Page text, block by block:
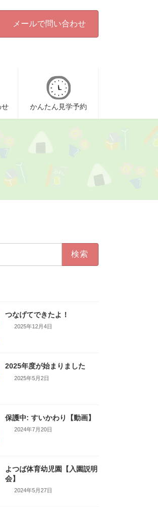
メールで問い合わせ
せ かんたん見学予約
つなげてできたよ！
2025年12月4日
2025年度が始まりました
2025年5月2日
保護中: すいかわり【動画】
2024年7月20日
よつば体育幼児園【入園説明
会】
2024年5月27日